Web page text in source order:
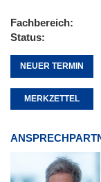
Fachbereich
Status
NEUER TERMIN
MERKZETTEL